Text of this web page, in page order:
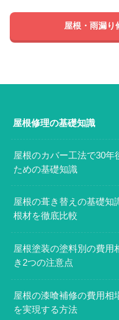
屋根・雨漏り
屋根修理の基礎知識
屋根のカバー工法で30年
ための基礎知識
屋根の葺き替えの基礎知
根材を徹底比較
屋根塗装の塗料別の費用
き2つの注意点
屋根の漆喰補修の費用相
を実現する方法